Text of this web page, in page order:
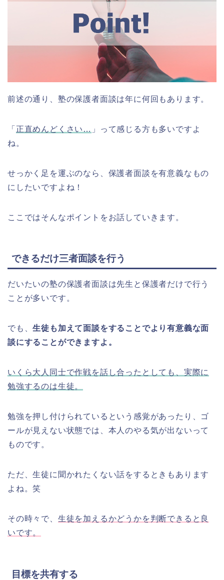
前述の通り、塾の保護者面談は年に何回もあります。
「 正直めんどくさい… 」って感じる方も多いですよ
ね。
せっかく足を運ぶのなら、保護者面談を有意義なもの
にしたいですよね！
ここではそんなポイントをお話していきます。
できるだけ三者面談を行う
だいたいの塾の保護者面談は先生と保護者だけで行う
ことが多いです。
でも、生徒も加えて面談をすることでより有意義な面
談にすることができますよ。
いくら大人同士で作戦を話し合ったとしても、実際に
勉強するのは生徒。
勉強を押し付けられているという感覚があったり、ゴ
ールが見えない状態では、本人のやる気が出ないって
ものです。
ただ、生徒に聞かれたくない話をするときもあります
よね。笑
その時々で、 生徒を加えるかどうかを判断できると良
いです。
目標を共有する